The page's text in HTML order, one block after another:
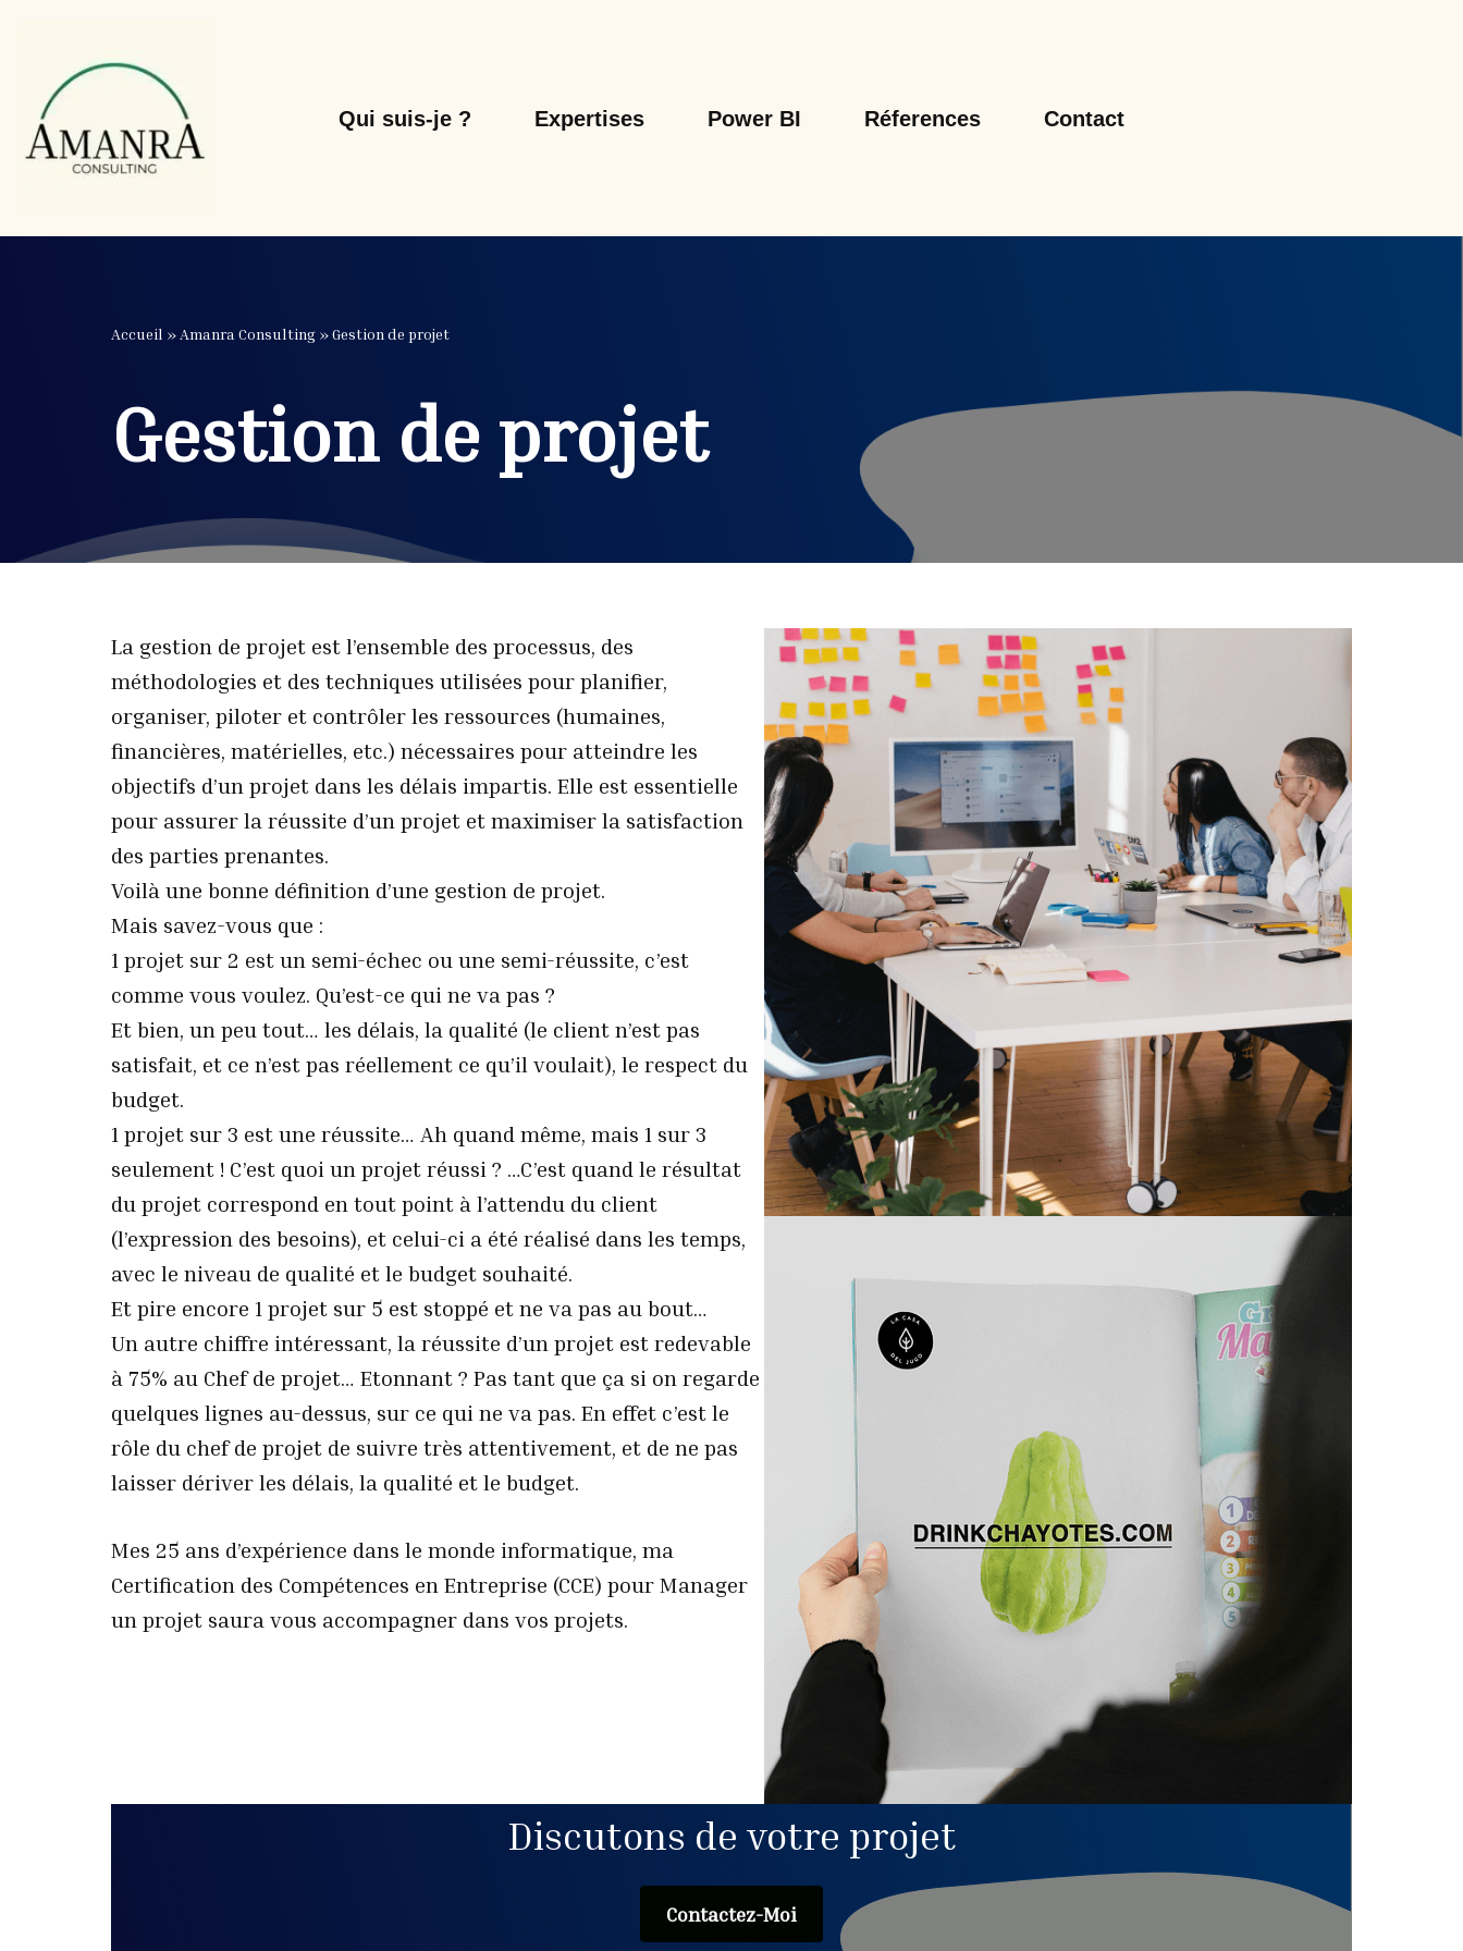
contenu
Qui suis-je ? Expertises Power BI Réferences Contact
Accueil » Amanra Consulting »Gestion de projet
Gestion de projet
La gestion de projet est l’ensemble des processus, des
méthodologies et des techniques utilisées pour planifier,
organiser, piloter et contrôler les ressources (humaines,
financières, matérielles, etc.) nécessaires pour atteindre les
objectifs d’un projet dans les délais impartis. Elle est essentielle
pour assurer la réussite d’un projet et maximiser la satisfaction
des parties prenantes.
Voilà une bonne définition d’une gestion de projet.
Mais savez-vous que :
1 projet sur 2 est un semi-échec ou une semi-réussite, c’est
comme vous voulez. Qu’est-ce qui ne va pas ?
Et bien, un peu tout… les délais, la qualité (le client n’est pas
satisfait, et ce n’est pas réellement ce qu’il voulait), le respect du
budget.
1 projet sur 3 est une réussite… Ah quand même, mais 1 sur 3
seulement ! C’est quoi un projet réussi ? …C’est quand le résultat
du projet correspond en tout point à l’attendu du client
(l’expression des besoins), et celui-ci a été réalisé dans les temps,
avec le niveau de qualité et le budget souhaité.
Et pire encore 1 projet sur 5 est stoppé et ne va pas au bout…
Un autre chiffre intéressant, la réussite d’un projet est redevable
à 75% au Chef de projet… Etonnant ? Pas tant que ça si on regarde
quelques lignes au-dessus, sur ce qui ne va pas. En effet c’est le
rôle du chef de projet de suivre très attentivement, et de ne pas
laisser dériver les délais, la qualité et le budget.
Mes 25 ans d’expérience dans le monde informatique, ma
Certification des Compétences en Entreprise (CCE) pour Manager
un projet saura vous accompagner dans vos projets.
Discutons de votre projet
Contactez-Moi